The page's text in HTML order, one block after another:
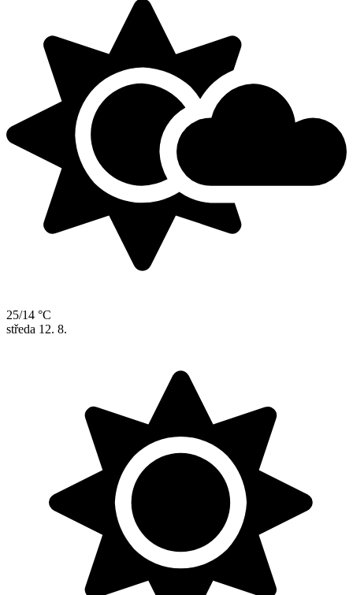
25/14 °C
středa 12. 8.